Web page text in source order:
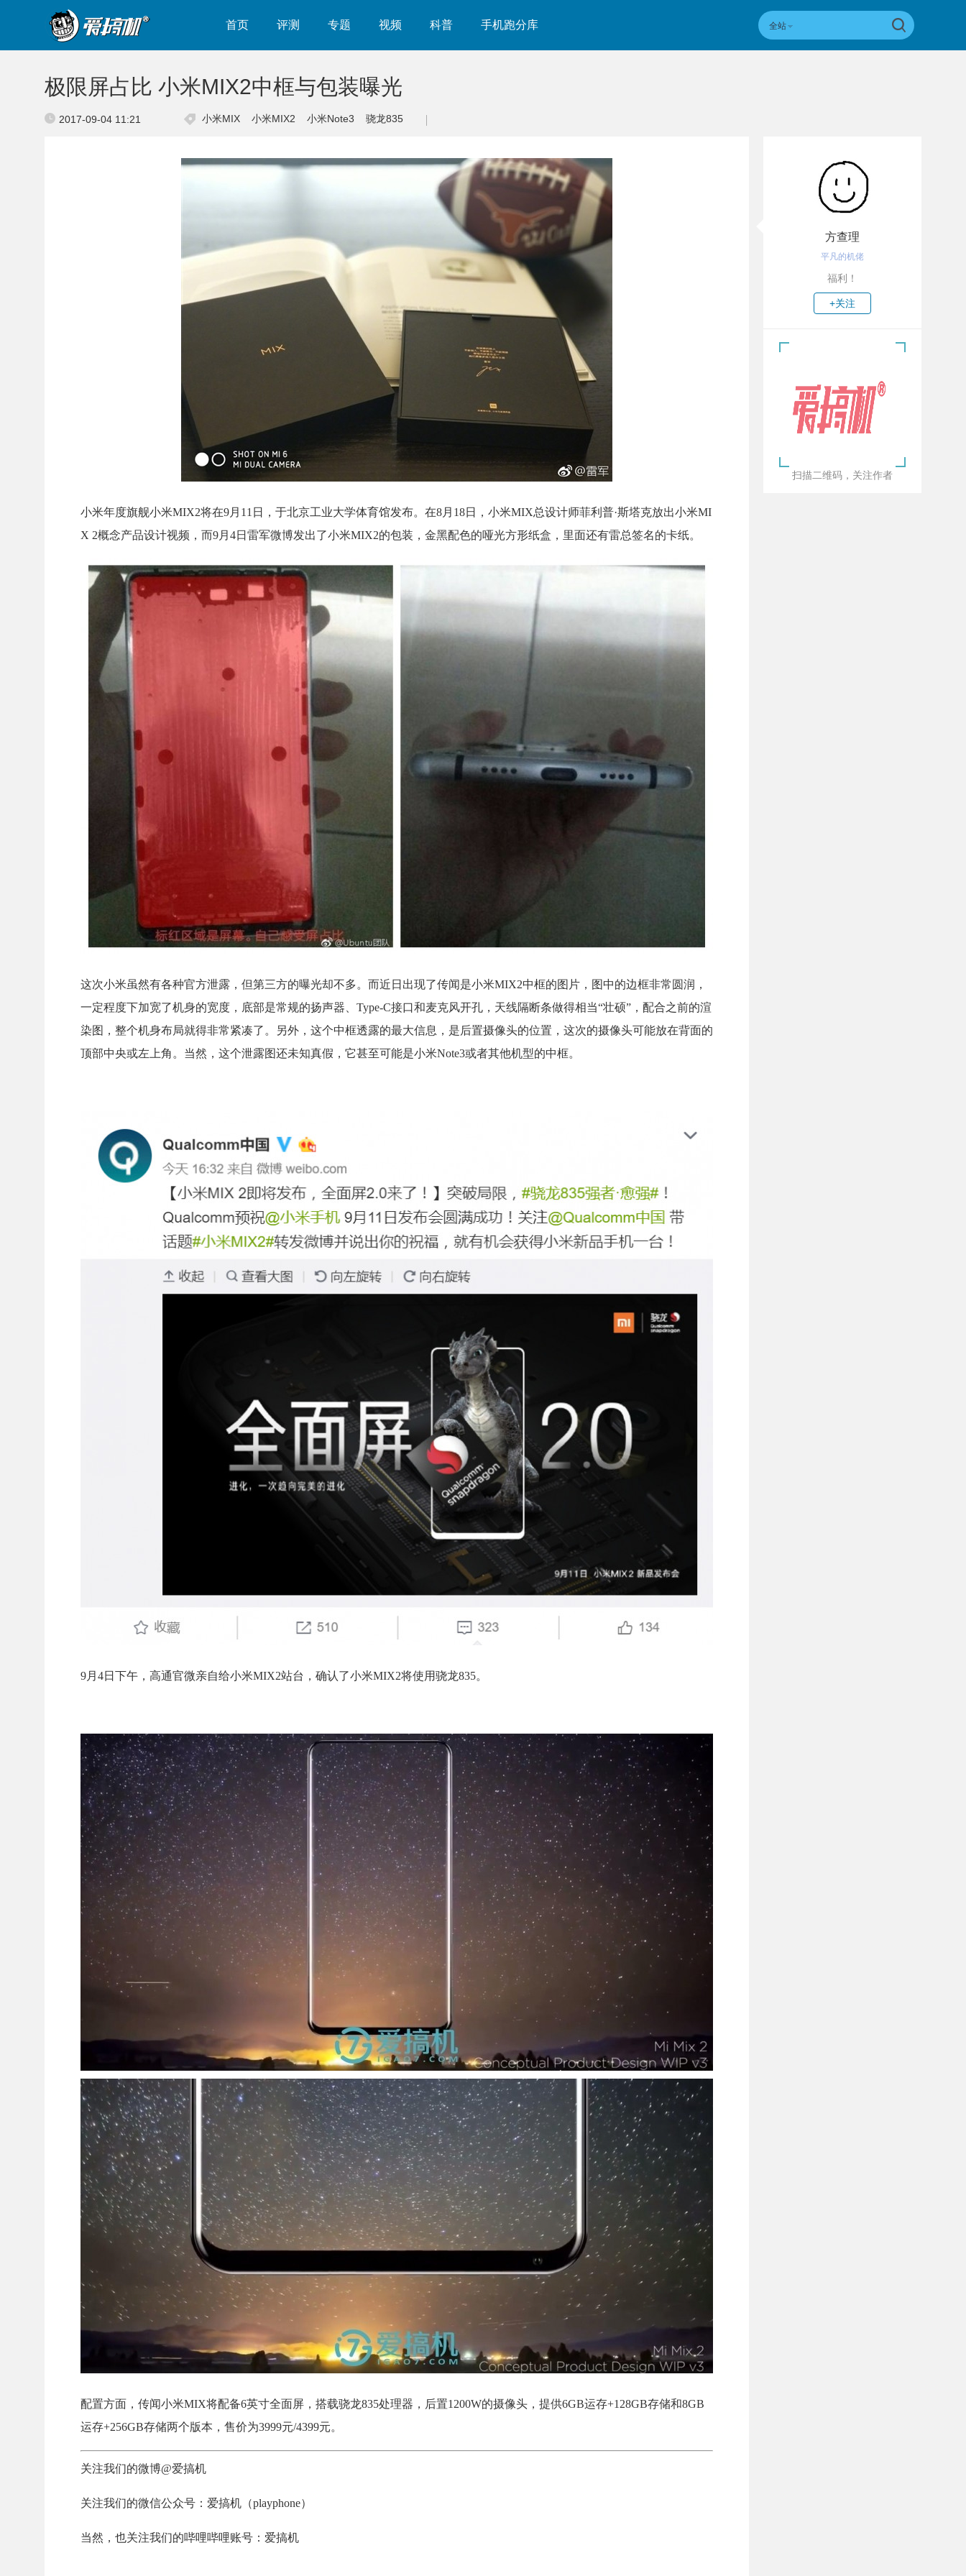
首页 评测 专题 视频 科普 手机跑分库 全站
极限屏占比 小米MIX2中框与包装曝光
2017-09-04 11:21 小米MIX 小米MIX2 小米Note3 骁龙835
小米年度旗舰小米MIX2将在9月11日，于北京工业大学体育馆发布。在8月18日，小米MIX总设计师菲利普·斯塔克放出小米MI
X 2概念产品设计视频，而9月4日雷军微博发出了小米MIX2的包装，金黑配色的哑光方形纸盒，里面还有雷总签名的卡纸。
这次小米虽然有各种官方泄露，但第三方的曝光却不多。而近日出现了传闻是小米MIX2中框的图片，图中的边框非常圆润，
一定程度下加宽了机身的宽度，底部是常规的扬声器、Type-C接口和麦克风开孔，天线隔断条做得相当“壮硕”，配合之前的渲
染图，整个机身布局就得非常紧凑了。另外，这个中框透露的最大信息，是后置摄像头的位置，这次的摄像头可能放在背面的
顶部中央或左上角。当然，这个泄露图还未知真假，它甚至可能是小米Note3或者其他机型的中框。
9月4日下午，高通官微亲自给小米MIX2站台，确认了小米MIX2将使用骁龙835。
配置方面，传闻小米MIX将配备6英寸全面屏，搭载骁龙835处理器，后置1200W的摄像头，提供6GB运存+128GB存储和8GB
运存+256GB存储两个版本，售价为3999元/4399元。
关注我们的微博@爱搞机
关注我们的微信公众号：爱搞机（playphone）
当然，也关注我们的哔哩哔哩账号：爱搞机
方查理
平凡的机佬
福利！
+关注
扫描二维码，关注作者